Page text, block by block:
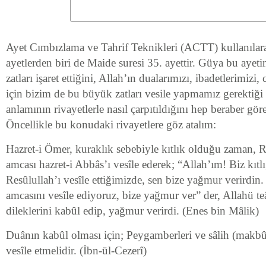
Ayet Cımbızlama ve Tahrif Teknikleri (ACTT)
ayetlerden biri de Maide suresi 35. ayettir. Güya bu
zatları işaret ettiğini, Allah’ın dualarımızı,
için bizim de bu büyük zatları vesile yapmamız
anlamının rivayetlerle nasıl çarpıtıldığını hep beraber
Öncellikle bu konudaki rivayetlere göz atalım:
Hazret-i Ömer, kuraklık sebebiyle kıtlık olduğu zaman,
amcası hazret-i Abbâs’ı vesîle ederek; “Allah’ım! Biz
Resûlullah’ı vesîle ettiğimizde, sen bize yağmur
amcasını vesîle ediyoruz, bize yağmur ver” der, Allahü
dileklerini kabûl edip, yağmur verirdi. (Enes bin Mâlik)
Duânın kabûl olması için; Peygamberleri ve sâlih
vesîle etmelidir. (İbn-ül-Cezerî)